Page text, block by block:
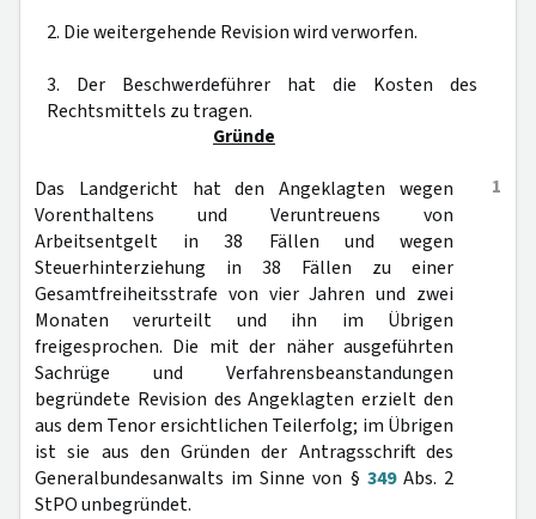
2. Die weitergehende Revision wird verworfen.
3. Der Beschwerdeführer hat die Kosten des
Rechtsmittels zu tragen.
Gründe
1
Das Landgericht hat den Angeklagten wegen
Vorenthaltens und Veruntreuens von
Arbeitsentgelt in 38 Fällen und wegen
Steuerhinterziehung in 38 Fällen zu einer
Gesamtfreiheitsstrafe von vier Jahren und zwei
Monaten verurteilt und ihn im Übrigen
freigesprochen. Die mit der näher ausgeführten
Sachrüge und Verfahrensbeanstandungen
begründete Revision des Angeklagten erzielt den
aus dem Tenor ersichtlichen Teilerfolg; im Übrigen
ist sie aus den Gründen der Antragsschrift des
Generalbundesanwalts im Sinne von § 349Abs. 2
StPO unbegründet.